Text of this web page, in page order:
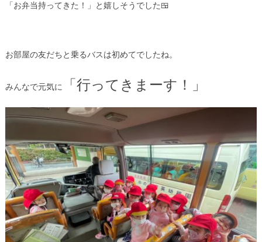
「お弁当持ってきた！」と嬉しそうでした🍱
お部屋の友だちと乗るバスは初めてでしたね。
みんなで元気に 「行ってきまーす！」